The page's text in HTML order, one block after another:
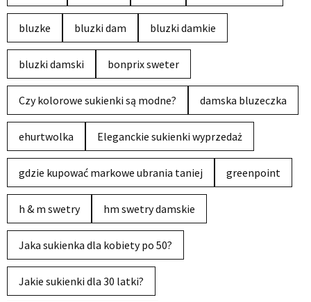
bluzke bluzki dam bluzki damkie
bluzki damski bonprix sweter
Czy kolorowe sukienki są modne? damska bluzeczka
ehurtwolka Eleganckie sukienki wyprzedaż
gdzie kupować markowe ubrania taniej greenpoint
h & m swetry hm swetry damskie
Jaka sukienka dla kobiety po 50?
Jakie sukienki dla 30 latki?